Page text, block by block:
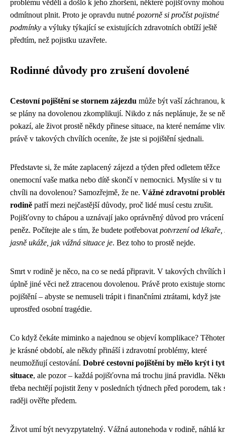
problému věděli a došlo k jeho zhoršení, některé pojišťovny mohou
odmítnout plnit. Proto je opravdu nutné pozorně si pročíst pojistné
podmínky a výluky týkající se existujících zdravotních obtíží ještě
předtím, než pojistku uzavřete.
Rodinné důvody pro zrušení dovolené
Cestovní pojištění se stornem zájezdu může být vaší záchranou,
se plány na dovolenou zkomplikují. Nikdo z nás neplánuje, že se
pokazí, ale život prostě někdy přinese situace, na které nemáme
právě v takových chvílích oceníte, že jste si pojištění sjednali.
Představte si, že máte zaplacený zájezd a týden před odletem těžce
onemocní vaše matka nebo dítě skončí v nemocnici. Myslíte si v tu
chvíli na dovolenou? Samozřejmě, že ne. Vážné zdravotní
rodině patří mezi nejčastější důvody, proč lidé musí cestu zrušit.
Pojišťovny to chápou a uznávají jako oprávněný důvod pro vrácení
peněz. Počítejte ale s tím, že budete potřebovat potvrzení od lékaře,
jasně ukáže, jak vážná situace je. Bez toho to prostě nejde.
Smrt v rodině je něco, na co se nedá připravit. V takových chvílích
úplně jiné věci než ztracenou dovolenou. Právě proto existuje
pojištění – abyste se nemuseli trápit i finančními ztrátami, když jste
uprostřed osobní tragédie.
Co když čekáte miminko a najednou se objeví komplikace?
je krásné období, ale někdy přináší i zdravotní problémy, které
neumožňují cestování. Dobré cestovní pojištění by mělo krýt i
situace, ale pozor – každá pojišťovna má trochu jiná pravidla.
třeba nechtějí pojistit ženy v posledních týdnech před porodem, tak
raději ověřte předem.
Život umí být nevyzpytatelný. Vážná autonehoda v rodině, náhlá